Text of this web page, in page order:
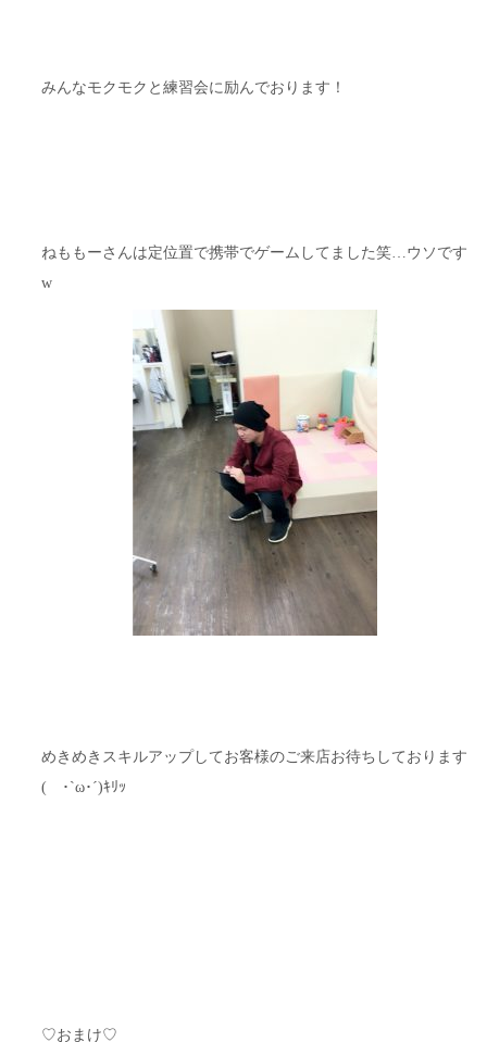
みんなモクモクと練習会に励んでおります！
ねももーさんは定位置で携帯でゲームしてました笑…ウソです
w
めきめきスキルアップしてお客様のご来店お待ちしております
( ･`ω･´)ｷﾘｯ
♡おまけ♡